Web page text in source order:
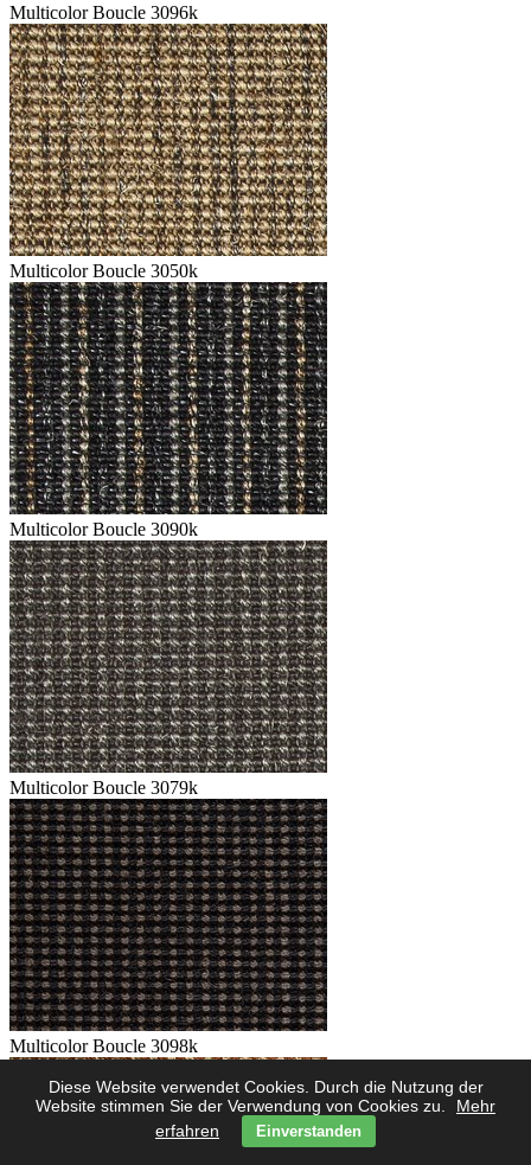
Diese Website verwendet Cookies. Durch die Nutzung der
Website stimmen Sie der Verwendung von Cookies zu.
Mehr
erfahren
Einverstanden
Multicolor Boucle 3096k
Multicolor Boucle 3050k
Multicolor Boucle 3090k
Multicolor Boucle 3079k
Multicolor Boucle 3098k